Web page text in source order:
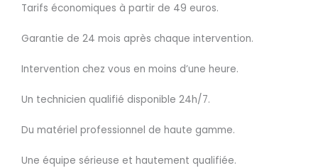
Tarifs économiques à partir de 49 euros.
Garantie de 24 mois après chaque intervention.
Intervention chez vous en moins d’une heure.
Un technicien qualifié disponible 24h/7.
Du matériel professionnel de haute gamme.
Une équipe sérieuse et hautement qualifiée.